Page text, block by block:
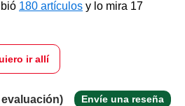
180 artículos y lo mira 17
ir allí
evaluación) Envíe una reseña